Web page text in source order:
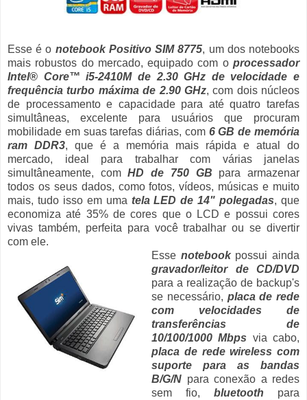
Esse é o notebook Positivo SIM 8775, um dos notebooks
mais robustos do mercado, equipado com o processador
Intel® Core™ i5-2410M de 2.30 GHz de velocidade e
frequência turbo máxima de 2.90 GHz, com dois núcleos
de processamento e capacidade para até quatro tarefas
simultâneas, excelente para usuários que procuram
mobilidade em suas tarefas diárias, com 6 GB de memória
ram DDR3, que é a memória mais rápida e atual do
mercado, ideal para trabalhar com várias janelas
simultâneamente, comHD de 750 GB para armazenar
todos os seus dados, como fotos, vídeos, músicas e muito
mais, tudo isso em uma tela LED de 14" polegadas, que
economiza até 35% de cores que o LCD e possui cores
vivas também, perfeita para você trabalhar ou se divertir
com ele.
Esse notebookpossui ainda
gravador/leitor de CD/DVD
para a realização de backup's
se necessário, placa de rede
com velocidades de
transferências de
10/100/1000 Mbps via cabo,
placa de rede wireless com
suporte para as bandas
B/G/N para conexão a redes
sem fio, bluetooth para